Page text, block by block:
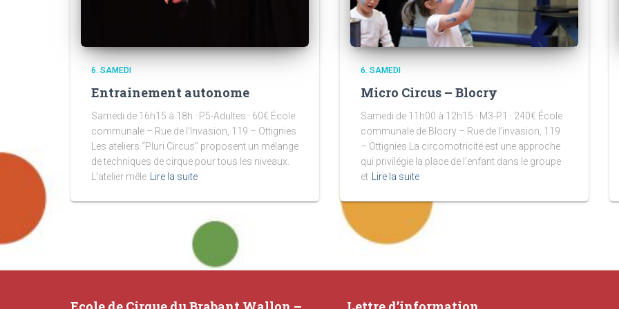
6. SAMEDI
Entrainement autonome
Samedi de 16h15 à 18h · P5-Adultes · 60€ École
communale – Rue de l’Invasion, 119 – Ottignies
Les ateliers “Pluri Circus” proposent un mélange
de techniques de cirque pour tous les niveaux.
L’atelier mêle
Lire la suite
6. SAMEDI
Micro Circus – Blocry
Samedi de 11h00 à 12h15 · M3-P1 · 240€ École
communale de Blocry – Rue de l’invasion, 119
– Ottignies La circomotricité est une approche
qui privilégie la place de l’enfant dans le groupe
et
Lire la suite